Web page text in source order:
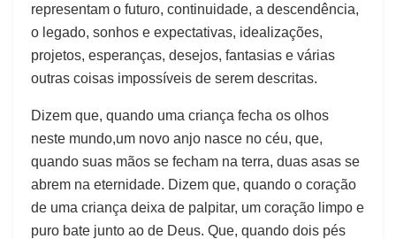
representam o futuro, continuidade, a descendência,
o legado, sonhos e expectativas, idealizações,
projetos, esperanças, desejos, fantasias e várias
outras coisas impossíveis de serem descritas.
Dizem que, quando uma criança fecha os olhos
neste mundo,um novo anjo nasce no céu, que,
quando suas mãos se fecham na terra, duas asas se
abrem na eternidade. Dizem que, quando o coração
de uma criança deixa de palpitar, um coração limpo e
puro bate junto ao de Deus. Que, quando dois pés